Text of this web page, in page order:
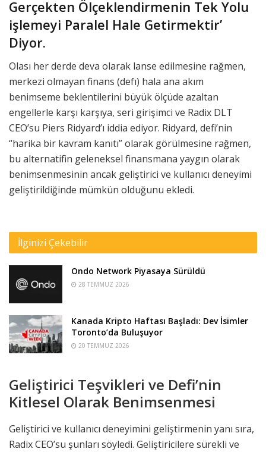
Gerçekten Ölçeklendirmenin Tek Yolu
işlemeyi Paralel Hale Getirmektir’
Diyor.
Olası her derde deva olarak lanse edilmesine rağmen,
merkezi olmayan finans (defı) hala ana akım
benimseme beklentilerini büyük ölçüde azaltan
engellerle karşı karşıya, seri girişimci ve Radix DLT
CEO’su Piers Ridyard’ı iddia ediyor. Ridyard, defi’nin
“harika bir kavram kanıtı” olarak görülmesine rağmen,
bu alternatifin geleneksel finansmana yaygın olarak
benimsenmesinin ancak geliştirici ve kullanıcı deneyimi
geliştirildiğinde mümkün olduğunu ekledi.
İlginizi Çekebilir
Ondo Network Piyasaya Sürüldü
28 TEMMUZ 2026
Kanada Kripto Haftası Başladı: Dev İsimler
Toronto’da Buluşuyor
20 TEMMUZ 2026
Geliştirici Teşvikleri ve Defi’nin
Kitlesel Olarak Benimsenmesi
Geliştirici ve kullanıcı deneyimini geliştirmenin yanı sıra,
Radix CEO’su şunları söyledi. Geliştiricilere sürekli ve